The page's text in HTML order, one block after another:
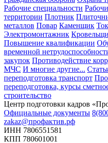
Рабочие специальности
территории Плотник
металлов Повар Каменщик
Электромонтажник
Повышение квалификации
временной
закупок Противодействие
МЧС И многие другие...
переподготовка транспорт
переподготовка, курсы
строительство
Центр подготовки кадров
Официальные документы
zakaz@профактив.рф
ИНН 7806551581
КПП 780601001